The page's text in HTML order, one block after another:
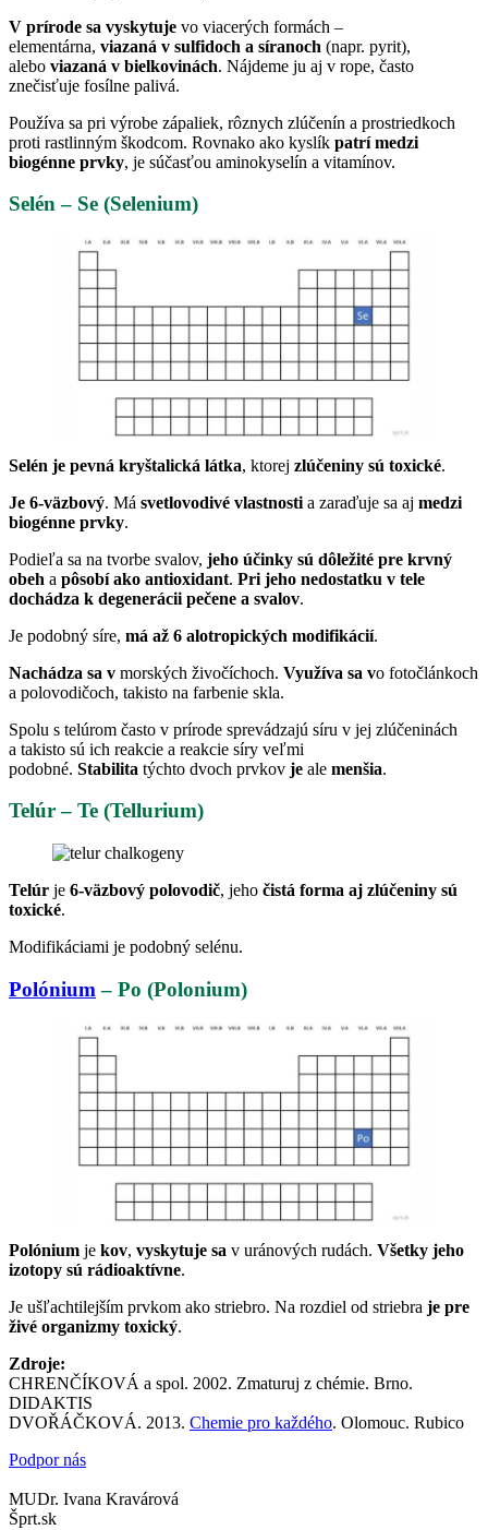
V prírode sa vyskytuje vo viacerých formách –
elementárna, viazaná v sulfidoch a síranoch (napr. pyrit),
alebo viazaná v bielkovinách. Nájdeme ju aj v rope, často
znečisťuje fosílne palivá.
Používa sa pri výrobe zápaliek, rôznych zlúčenín a prostriedkoch
proti rastlinným škodcom. Rovnako ako kyslík patrí medzi
biogénne prvky, je súčasťou aminokyselín a vitamínov.
Selén – Se (Selenium)
Selén je pevná kryštalická látka, ktorej zlúčeniny sú toxické.
Je 6-väzbový. Má svetlovodivé vlastnosti a zaraďuje sa aj medzi
biogénne prvky.
Podieľa sa na tvorbe svalov, jeho účinky sú dôležité pre krvný
obeh a pôsobí ako antioxidant. Pri jeho nedostatku v tele
dochádza k degenerácii pečene a svalov.
Je podobný síre, má až 6 alotropických modifikácií.
Nachádza sa v morských živočíchoch. Využíva sa vo fotočlánkoch
a polovodičoch, takisto na farbenie skla.
Spolu s telúrom často v prírode sprevádzajú síru v jej zlúčeninách
a takisto sú ich reakcie a reakcie síry veľmi
podobné. Stabilita týchto dvoch prvkov je ale menšia.
Telúr – Te (Tellurium)
Telúr je 6-väzbový polovodič, jeho čistá forma aj zlúčeniny sú
toxické.
Modifikáciami je podobný selénu.
Polónium – Po (Polonium)
Polónium je kov, vyskytuje sa v uránových rudách. Všetky jeho
izotopy sú rádioaktívne.
Je ušľachtilejším prvkom ako striebro. Na rozdiel od striebra je pre
živé organizmy toxický.
Zdroje:
CHRENČÍKOVÁ a spol. 2002. Zmaturuj z chémie. Brno.
DIDAKTIS
DVOŘÁČKOVÁ. 2013. Chemie pro každého. Olomouc. Rubico
Podpor nás
MUDr. Ivana Kravárová
Šprt.sk